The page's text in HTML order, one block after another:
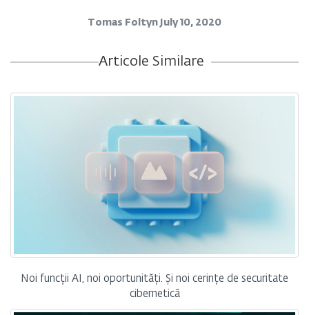
Tomas Foltyn July 10, 2020
Articole Similare
Noi funcții AI, noi oportunități. Și noi cerințe de securitate
cibernetică